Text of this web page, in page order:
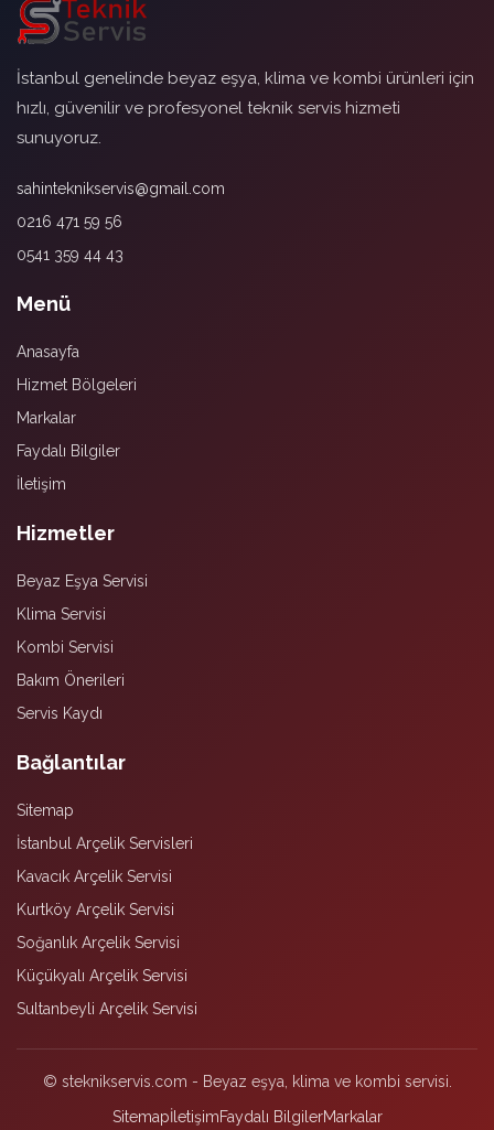
İstanbul genelinde beyaz eşya, klima ve kombi ürünleri için
hızlı, güvenilir ve profesyonel teknik servis hizmeti
sunuyoruz.
sahinteknikservis@gmail.com
0216 471 59 56
0541 359 44 43
Menü
Anasayfa
Hizmet Bölgeleri
Markalar
Faydalı Bilgiler
İletişim
Hizmetler
Beyaz Eşya Servisi
Klima Servisi
Kombi Servisi
Bakım Önerileri
Servis Kaydı
Bağlantılar
Sitemap
İstanbul Arçelik Servisleri
Kavacık Arçelik Servisi
Kurtköy Arçelik Servisi
Soğanlık Arçelik Servisi
Küçükyalı Arçelik Servisi
Sultanbeyli Arçelik Servisi
© steknikservis.com - Beyaz eşya, klima ve kombi servisi.
SitemapİletişimFaydalı BilgilerMarkalar